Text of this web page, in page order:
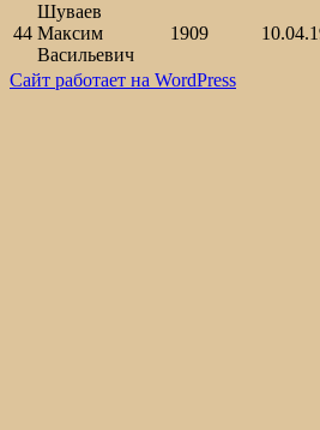
44
Шуваев
Максим
Васильевич
1909
Сайт работает на WordPress